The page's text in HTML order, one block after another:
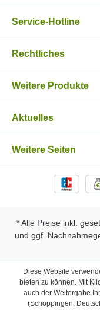
Service-Hotline
Rechtliches
Weitere Produkte
Aktuelles
Weitere Seiten
* Alle Preise inkl.
und ggf.
Diese Website
bieten zu können. Mit
auch der Weitergabe
(Schöppingen,